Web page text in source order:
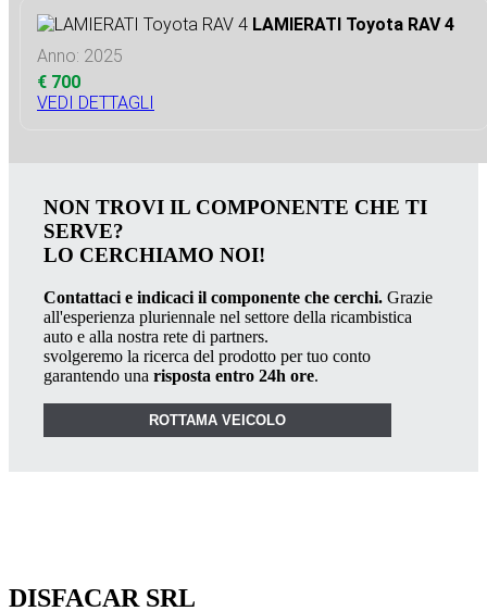
LAMIERATI Toyota RAV 4
Anno: 2025
€ 700
VEDI DETTAGLI
NON TROVI IL COMPONENTE CHE TI
SERVE?
LO CERCHIAMO NOI!
Contattaci e indicaci il componente che cerchi. Grazie
all'esperienza pluriennale nel settore della ricambistica
auto e alla nostra rete di partners.
svolgeremo la ricerca del prodotto per tuo conto
garantendo una risposta entro 24h ore.
ROTTAMA VEICOLO
DISFACAR SRL